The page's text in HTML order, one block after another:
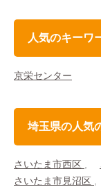
人気のキーワ
京栄センター
埼玉県の人気
さいたま市西区
さいたま市見沼区